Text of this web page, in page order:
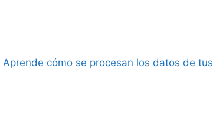
Aprende cómo se procesan los datos de tus